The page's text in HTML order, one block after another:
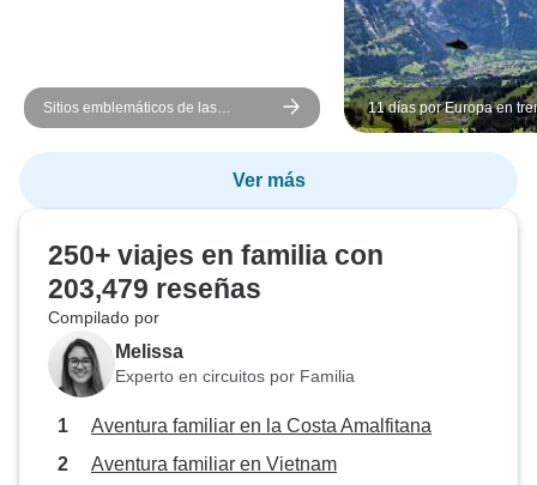
Sitios emblemáticos de las
Rocosas del Oeste de Canadá:
Viaje de 8 días
11 días por Europa en
Milán a Praga vía Zúrich,
Viena
Ver más
250+ viajes en familia con
203,479 reseñas
Compilado por
Melissa
Experto en circuitos por Familia
Aventura familiar en la Costa Amalfitana
Aventura familiar en Vietnam